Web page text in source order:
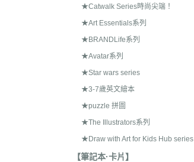
★Catwalk Series時尚尖端！
★Art Essentials系列
★BRANDLife系列
★Avatar系列
★Star wars series
★3-7歲英文繪本
★puzzle 拼圖
★The Illustrators系列
★Draw with Art for Kids Hub series
【筆記本·卡片】